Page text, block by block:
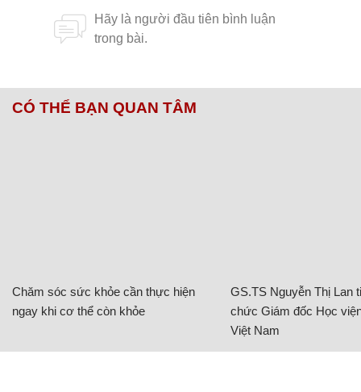
CÓ THỂ BẠN QUAN TÂM
Chăm sóc sức khỏe cần thực hiện
ngay khi cơ thể còn khỏe
GS.TS Nguyễn Thị Lan
chức Giám đốc Học
Việt Nam